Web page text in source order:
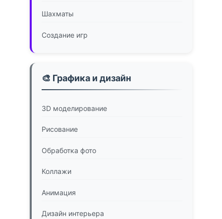
Шахматы
Создание игр
🎨 Графика и дизайн
3D моделирование
Рисование
Обработка фото
Коллажи
Анимация
Дизайн интерьера